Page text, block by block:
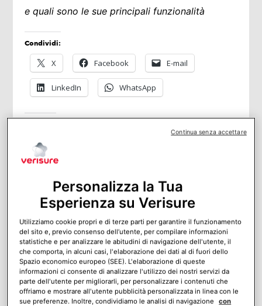
e quali sono le sue principali funzionalità
Condividi:
X Facebook E-mail
LinkedIn WhatsApp
i sensori perimetrali
i ladriprima che si avvicinino alla tua
casa. La fotocamera rileva l’intruso e
invia subito le immagini alle Guardie
Giurate.
Personalizza la Tua
Esperienza su Verisure
Utilizziamo cookie propri e di terze parti per garantire il funzionamento
del sito e, previo consenso dell’utente, per compilare informazioni
statistiche e per analizzare le abitudini di navigazione dell'utente, il
che comporta, in alcuni casi, l'elaborazione dei dati al di fuori dello
Spazio economico europeo (SEE). L'elaborazione di queste
informazioni ci consente di analizzare l'utilizzo dei nostri servizi da
parte dell'utente per migliorarli, per personalizzare i contenuti che
offriamo e mostrare all'utente pubblicità personalizzata in linea con le
sue preferenze. Inoltre, condividiamo le analisi di navigazione
con
Continua senza accettare